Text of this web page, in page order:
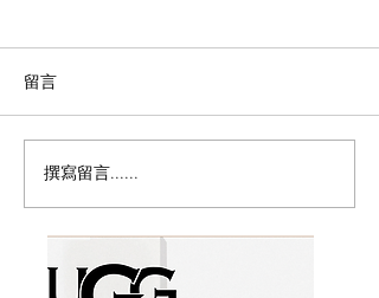
历史新低！Samsonite 新
秀丽 Winfield 2 全PC
20+28寸 黑色拉杆行李箱2
件套1.7折
留言
撰寫留言......